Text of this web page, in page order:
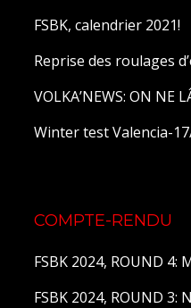
FSBK, calendrier 2021!
Reprise des roulages
VOLKA’NEWS: ON NE
Winter test Valencia-
COMPTE-RENDU
FSBK 2024, ROUND 4:
FSBK 2024, ROUND 3: